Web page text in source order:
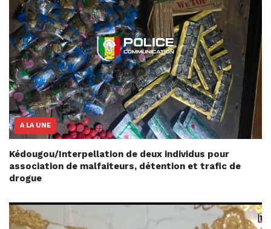
A LA UNE
Kédougou/Interpellation de deux individus pour
association de malfaiteurs, détention et trafic de
drogue